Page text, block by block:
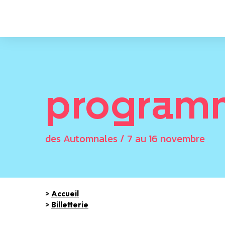
des Automnales / 7 au 16 novembre
> Accueil
> Billetterie